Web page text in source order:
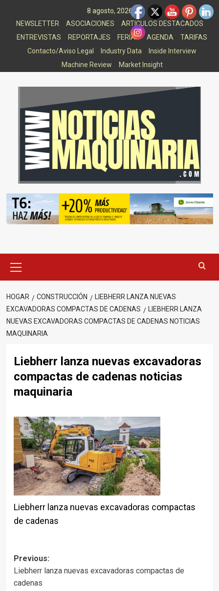
8 agosto, 2026
NEWSLETTER
ASOCIACIONES
ARTICULOS DESTACADOS
ENTREVISTAS
REPORTAJES FERIAS AGENDA
TARIFAS
Contacto/Aviso Legal
Industry Data
Inside Interview
Machine Review
Market Insight
principal
HOGAR CONSTRUCCIÓN
LIEBHERR LANZA NUEVAS
EXCAVADORAS COMPACTAS DE CADENAS
LIEBHERR LANZA
NUEVAS EXCAVADORAS COMPACTAS DE CADENAS NOTICIAS
MAQUINARIA
Liebherr lanza nuevas excavadoras
compactas de cadenas noticias
maquinaria
Liebherr lanza nuevas excavadoras compactas
de cadenas
Post
navigation
Previous:
Liebherr lanza nuevas excavadoras compactas de
cadenas